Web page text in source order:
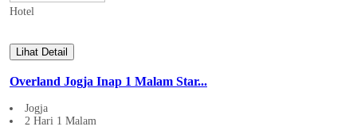
Hotel
Lihat Detail
Overland Jogja Inap 1 Malam Star...
Jogja
2 Hari 1 Malam